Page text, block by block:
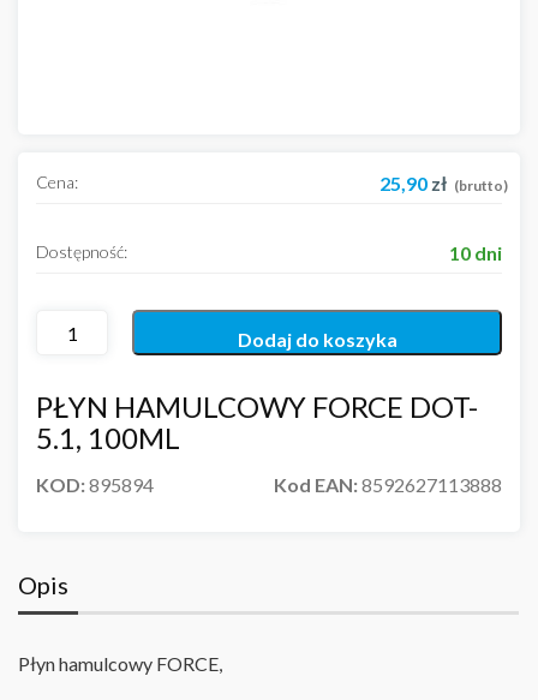
PŁYN HAMULCOWY FORCE DOT-
5.1, 100ML
KOD:895894 Kod EAN:8592627113888
Cena: 25,90 zł (brutto)
Dostępność: 10 dni
Dodaj do koszyka
Opis
Płyn hamulcowy FORCE,